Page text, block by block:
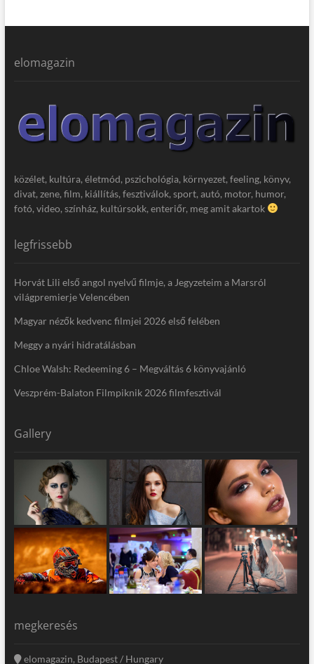
elomagazin
közélet, kultúra, életmód, pszichológia, környezet, feeling, könyv,
divat, zene, film, kiállítás, fesztiválok, sport, autó, motor, humor,
fotó, video, színház, kultúrsokk, enteriőr, meg amit akartok
legfrissebb
Horvát Lili első angol nyelvű filmje, a Jegyzeteim a Marsról
világpremierje Velencében
Magyar nézők kedvenc filmjei 2026 első felében
Meggy a nyári hidratálásban
Chloe Walsh: Redeeming 6 – Megváltás 6 könyvajánló
Veszprém-Balaton Filmpiknik 2026 filmfesztivál
Gallery
megkeresés
elomagazin, Budapest / Hungary